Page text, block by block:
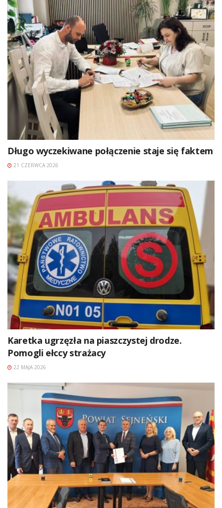
Długo wyczekiwane połączenie staje się faktem
21 CZERWCA 2026
Karetka ugrzęzła na piaszczystej drodze.
Pomogli ełccy strażacy
22 MAJA 2026